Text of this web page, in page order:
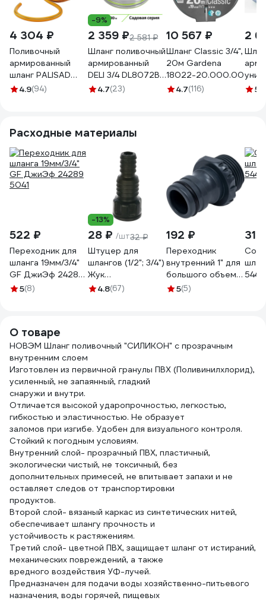
4 304 ₽
Поливочный
армированный
шланг PALISAD
Standard LUXE 3
4.9(94)
-9%
2 359 ₽2 581 ₽
Шланг поливочный
армированный
DELI 3/4 DL8072B-
20 (20 метров, 30
4.7(23)
10 567 ₽
Шланг Classic 3/4",
20м Gardena
18022-20.000.00
4.7(116)
2
5
Расходные материалы
522 ₽
Переходник для
шланга 19мм/3/4"
GF ДжиЭф 24289
5041
5(8)
-13%
28 ₽ /шт32 ₽
Штуцер для
шлангов (1/2"; 3/4")
Жук
4607156364411
4.8(67)
192 ₽
Переходник
внутренний 1" для
большого объема
воды USP 77396
5(5)
О товаре
НОВЭМ Шланг поливочный "СИЛИКОН" с прозрачным
внутренним слоем
Изготовлен из первичной гранулы ПВХ (Поливинилхлорид),
усиленный, не запаянный, гладкий
снаружи и внутри.
Отличается высокой ударопрочностью, легкостью,
гибкостью и эластичностью. Не образует
заломов при изгибе. Удобен для визуального контроля.
Стойкий к погодным условиям.
Внутренний слой- прозрачный ПВХ, пластичный,
экологически чистый, не токсичный, без
дополнительных примесей, не впитывает запахи и не
оставляет следов от транспортировки
продуктов.
Второй слой- вязаный каркас из синтетических нитей,
обеспечивает шлангу прочность и
устойчивость к растяжениям.
Третий слой- цветной ПВХ, защищает шланг от истираний,
механических повреждений, а также
вредного воздействия УФ-лучей.
Предназначен для подачи воды хозяйственно-питьевого
назначения, воды горячей, пищевых